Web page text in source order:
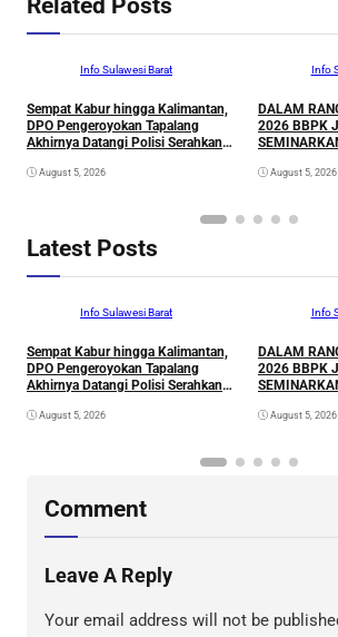
Info Sulawesi Barat
Sempat Kabur hingga Kalimantan,
DPO Pengeroyokan Tapalang
Akhirnya Datangi Polisi Serahkan
August 5, 2026
Info
DALAM
2026 BBPK
PERUBAHAN
SULAWESI
August 5, 2026
Latest Posts
Info Sulawesi Barat
Sempat Kabur hingga Kalimantan,
DPO Pengeroyokan Tapalang
Akhirnya Datangi Polisi Serahkan
August 5, 2026
Info
DALAM
2026 BBPK
PERUBAHAN
SULAWESI
August 5, 2026
Comment
Leave A Reply
Your email address will not be